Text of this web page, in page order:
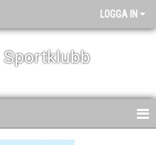
LOGGA IN